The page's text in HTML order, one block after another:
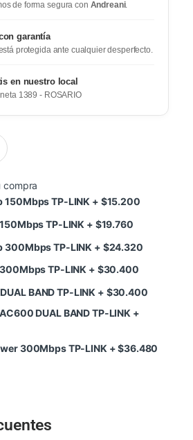
de forma segura con Andreani.
garantía
protegida ante cualquier desperfecto.
en nuestro local
1389 - ROSARIO
compra
150Mbps TP-LINK + $15.200
TP-LINK + $19.760
300Mbps TP-LINK + $24.320
TP-LINK + $30.400
BAND TP-LINK + $30.400
DUAL BAND TP-LINK +
300Mbps TP-LINK +$36.480